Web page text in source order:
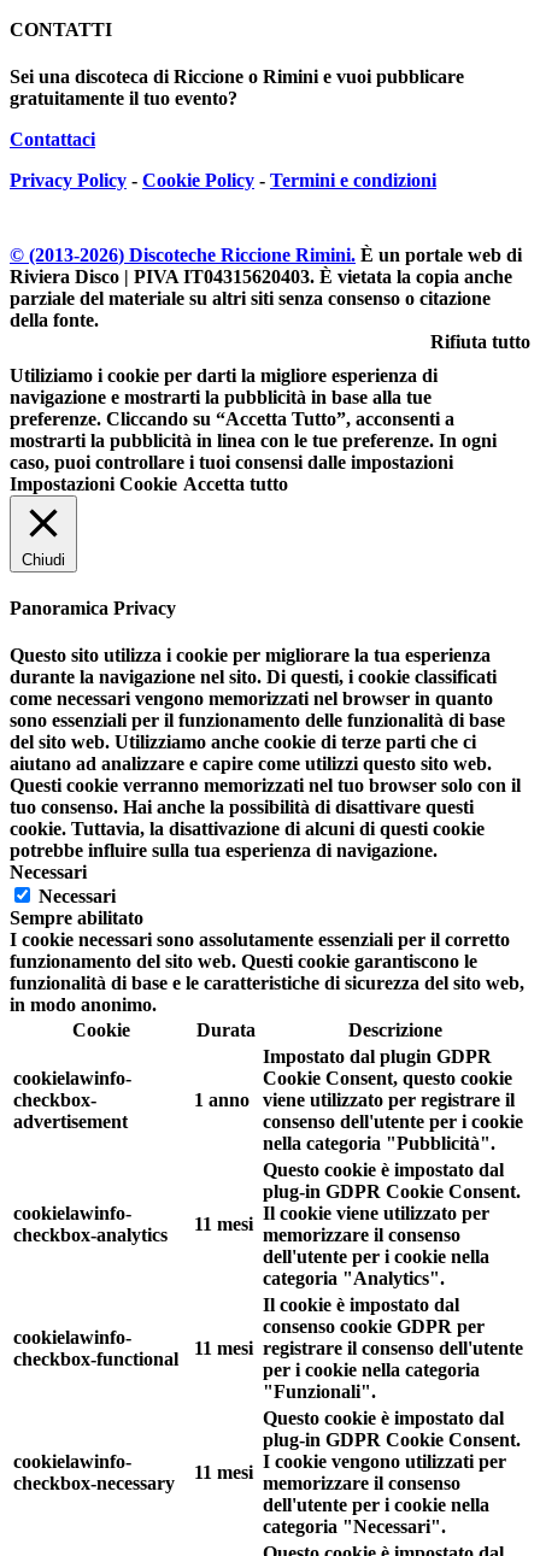
CONTATTI
Sei una discoteca di Riccione o Rimini e vuoi pubblicare
gratuitamente il tuo evento?
Contattaci
Privacy Policy - Cookie Policy - Termini e condizioni
© (2013-2026) Discoteche Riccione Rimini. È un portale web di
Riviera Disco | PIVA IT04315620403. È vietata la copia anche
parziale del materiale su altri siti senza consenso o citazione
della fonte.
Rifiuta tutto
Utiliziamo i cookie per darti la migliore esperienza di
navigazione e mostrarti la pubblicità in base alla tue
preferenze. Cliccando su “Accetta Tutto”, acconsenti a
mostrarti la pubblicità in linea con le tue preferenze. In ogni
caso, puoi controllare i tuoi consensi dalle impostazioni
Impostazioni Cookie Accetta tutto
Chiudi
Panoramica Privacy
Questo sito utilizza i cookie per migliorare la tua esperienza
durante la navigazione nel sito. Di questi, i cookie classificati
come necessari vengono memorizzati nel browser in quanto
sono essenziali per il funzionamento delle funzionalità di base
del sito web. Utilizziamo anche cookie di terze parti che ci
aiutano ad analizzare e capire come utilizzi questo sito web.
Questi cookie verranno memorizzati nel tuo browser solo con il
tuo consenso. Hai anche la possibilità di disattivare questi
cookie. Tuttavia, la disattivazione di alcuni di questi cookie
potrebbe influire sulla tua esperienza di navigazione.
Necessari
Necessari
Sempre abilitato
I cookie necessari sono assolutamente essenziali per il corretto
funzionamento del sito web. Questi cookie garantiscono le
funzionalità di base e le caratteristiche di sicurezza del sito web,
in modo anonimo.
Cookie
Durata Descrizione
cookielawinfo-
checkbox-
advertisement
1 anno
Impostato dal plugin GDPR
Cookie Consent, questo cookie
viene utilizzato per registrare il
consenso dell'utente per i cookie
nella categoria "Pubblicità".
cookielawinfo-
checkbox-analytics
11 mesi
Questo cookie è impostato dal
plug-in GDPR Cookie Consent.
Il cookie viene utilizzato per
memorizzare il consenso
dell'utente per i cookie nella
categoria "Analytics".
cookielawinfo-
checkbox-functional
11 mesi
Il cookie è impostato dal
consenso cookie GDPR per
registrare il consenso dell'utente
per i cookie nella categoria
"Funzionali".
cookielawinfo-
checkbox-necessary
11 mesi
Questo cookie è impostato dal
plug-in GDPR Cookie Consent.
I cookie vengono utilizzati per
memorizzare il consenso
dell'utente per i cookie nella
categoria "Necessari".